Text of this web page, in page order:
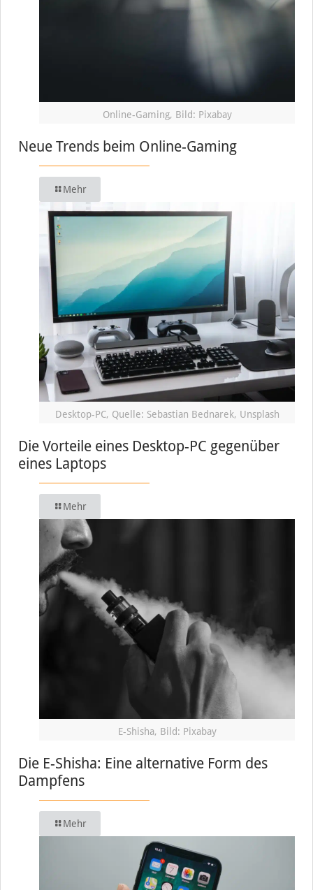
Online-Gaming, Bild: Pixabay
Neue Trends beim Online-Gaming
Mehr
Desktop-PC, Quelle: Sebastian Bednarek, Unsplash
Die Vorteile eines Desktop-PC gegenüber
eines Laptops
Mehr
E-Shisha, Bild: Pixabay
Die E-Shisha: Eine alternative Form des
Dampfens
Mehr